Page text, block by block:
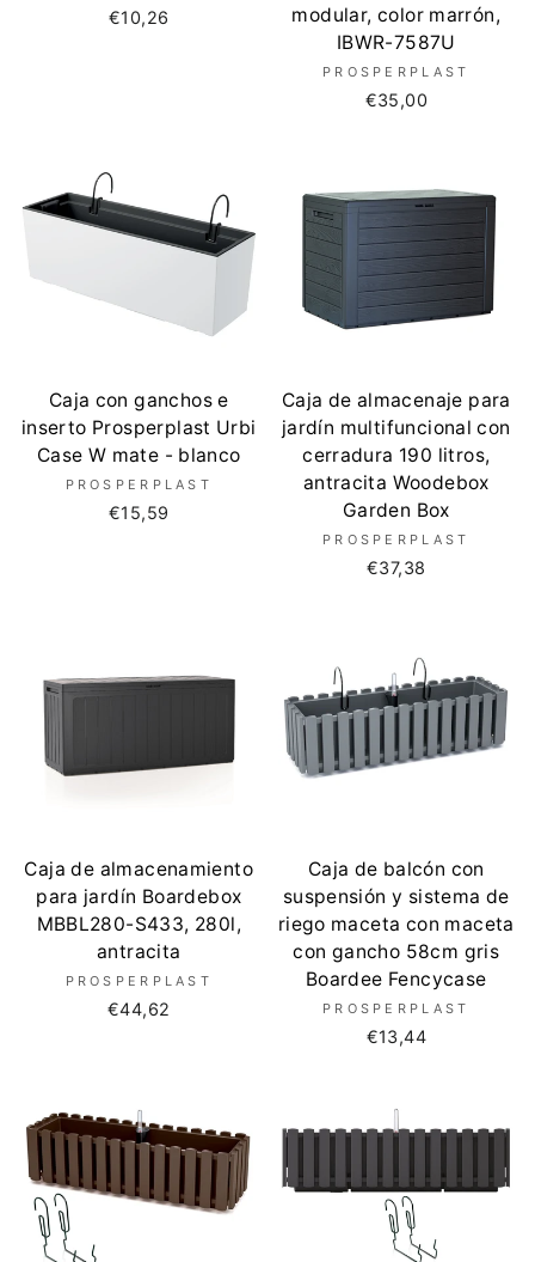
€10,26
modular, color marrón,
IBWR-7587U
PROSPERPLAST
€35,00
Caja con ganchos e
inserto Prosperplast Urbi
Case W mate - blanco
PROSPERPLAST
€15,59
Caja de almacenaje para
jardín multifuncional con
cerradura 190 litros,
antracita Woodebox
Garden Box
PROSPERPLAST
€37,38
Caja de almacenamiento
para jardín Boardebox
MBBL280-S433, 280l,
antracita
PROSPERPLAST
€44,62
Caja de balcón con
suspensión y sistema de
riego maceta con maceta
con gancho 58cm gris
Boardee Fencycase
PROSPERPLAST
€13,44